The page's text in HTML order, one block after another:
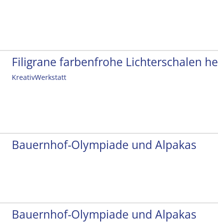
Filigrane farbenfrohe Lichterschalen
KreativWerkstatt
Bauernhof-Olympiade und Alpakas
Bauernhof-Olympiade und Alpakas